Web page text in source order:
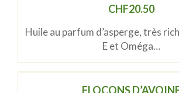
CHF20.50
Huile au parfum d’asperge, très
E et Oméga…
FLOCONS